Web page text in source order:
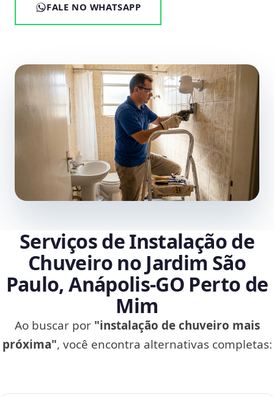
FALE NO WHATSAPP
Serviços de Instalação de
Chuveiro no Jardim São
Paulo, Anápolis‑GO Perto de
Mim
Ao buscar por "instalação de chuveiro mais
próxima", você encontra alternativas completas: